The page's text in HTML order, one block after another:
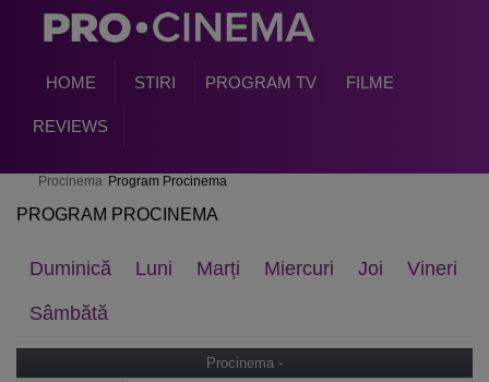
HOME STIRI PROGRAM TV FILME
REVIEWS
Procinema Program Procinema
PROGRAM PROCINEMA
Duminică Luni Marți Miercuri Joi Vineri
Sâmbătă
Procinema -